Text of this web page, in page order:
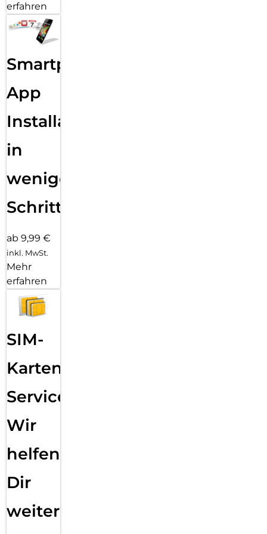
erfahren
Smartphone
App
Installation
in
wenigen
Schritten
ab 9,99 €
inkl. MwSt.
Mehr
erfahren
SIM-
Karten
Service:
Wir
helfen
Dir
weiter